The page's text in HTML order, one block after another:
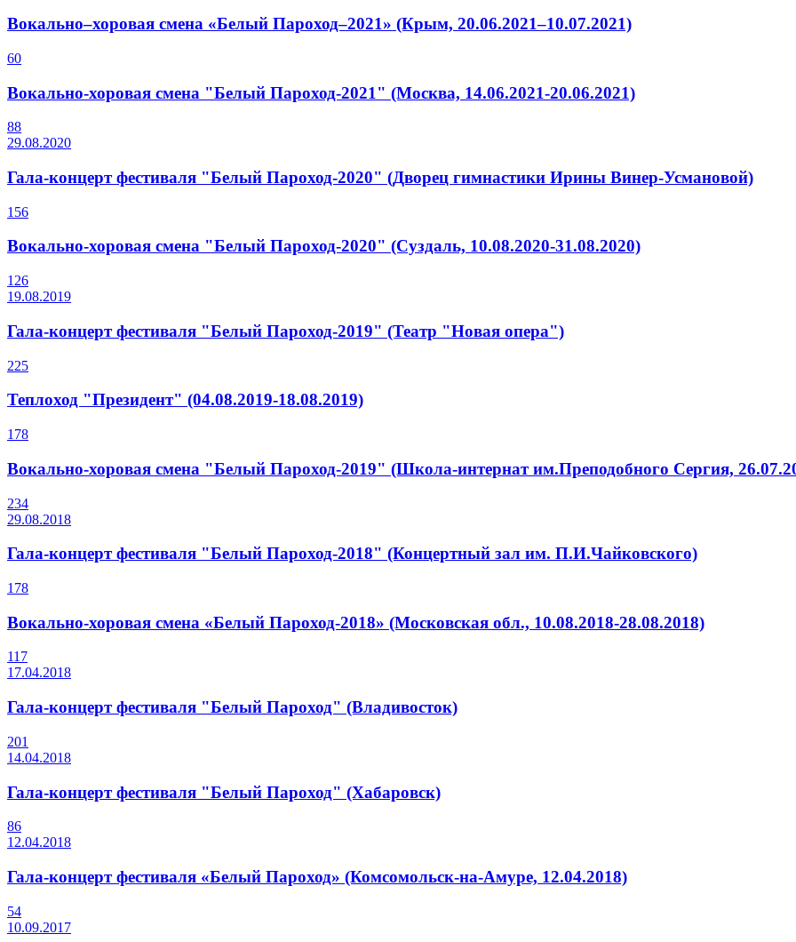
Вокально–хоровая смена «Белый Пароход–2021» (Крым, 20.06.2021–10.07.2021)
60
Вокально-хоровая смена "Белый Пароход-2021" (Москва, 14.06.2021-20.06.2021)
88
29.08.2020
Гала-концерт фестиваля "Белый Пароход-2020" (Дворец гимнастики Ирины Винер-Усмановой)
156
Вокально-хоровая смена "Белый Пароход-2020" (Суздаль, 10.08.2020-31.08.2020)
126
19.08.2019
Гала-концерт фестиваля "Белый Пароход-2019" (Театр "Новая опера")
225
Теплоход "Президент" (04.08.2019-18.08.2019)
178
Вокально-хоровая смена "Белый Пароход-2019" (Школа-интернат им.Преподобного Сергия,
234
29.08.2018
Гала-концерт фестиваля "Белый Пароход-2018" (Концертный зал им. П.И.Чайковского)
178
Вокально-хоровая смена «Белый Пароход-2018» (Московская обл., 10.08.2018-28.08.2018)
117
17.04.2018
Гала-концерт фестиваля "Белый Пароход" (Владивосток)
201
14.04.2018
Гала-концерт фестиваля "Белый Пароход" (Хабаровск)
86
12.04.2018
Гала-концерт фестиваля «Белый Пароход» (Комсомольск-на-Амуре, 12.04.2018)
54
10.09.2017